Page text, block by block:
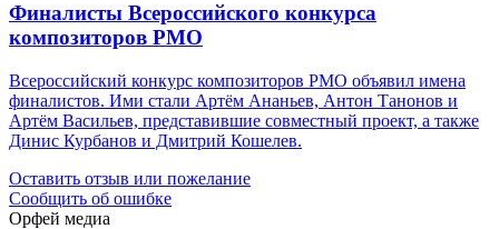
Финалисты Всероссийского конкурса
композиторов РМО
Всероссийский конкурс композиторов РМО объявил имена
финалистов. Ими стали Артём Ананьев, Антон Танонов и
Артём Васильев, представившие совместный проект, а также
Динис Курбанов и Дмитрий Кошелев.
Оставить отзыв или пожелание
Сообщить об ошибке
Орфей медиа